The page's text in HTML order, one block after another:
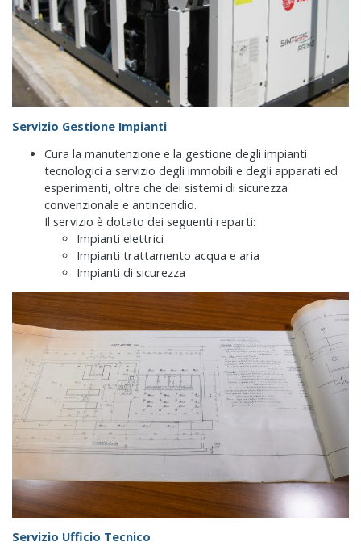
Servizio Gestione Impianti
Cura la manutenzione e la gestione degli impianti
tecnologici a servizio degli immobili e degli apparati ed
esperimenti, oltre che dei sistemi di sicurezza
convenzionale e antincendio.
Il servizio è dotato dei seguenti reparti:
Impianti elettrici
Impianti trattamento acqua e aria
Impianti di sicurezza
Servizio Ufficio Tecnico